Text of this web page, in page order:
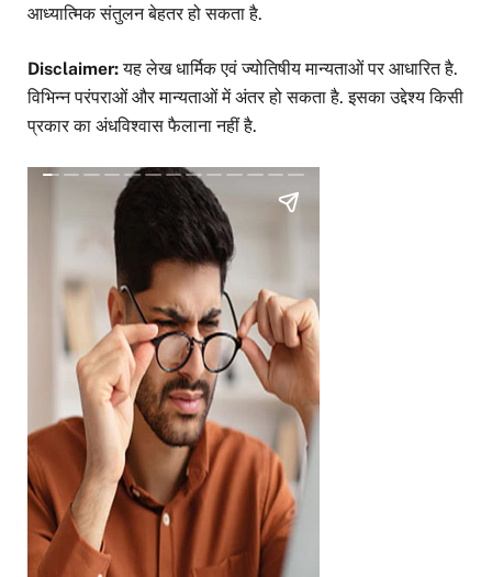
आध्यात्मिक संतुलन बेहतर हो सकता है.
Disclaimer:यह लेख धार्मिक एवं ज्योतिषीय मान्यताओं पर आधारित है.
विभिन्न परंपराओं और मान्यताओं में अंतर हो सकता है. इसका उद्देश्य किसी
प्रकार का अंधविश्वास फैलाना नहीं है.